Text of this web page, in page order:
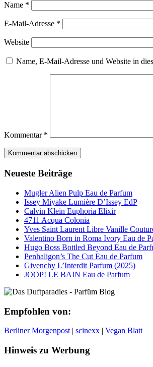
Name *
E-Mail-Adresse *
Website
Name, E-Mail-Adresse und Website in
Kommentar *
Neueste Beiträge
Mugler Alien Pulp Eau de Parfum
Issey Miyake Lumière D’Issey EdP
Calvin Klein Euphoria Elixir
4711 Acqua Colonia
Yves Saint Laurent Libre Vanille
Valentino Born in Roma Ivory Eau de
Hugo Boss Bottled Beyond Eau de
Penhaligon’s The Cut Eau de Parfum
Givenchy L’Interdit Parfum (2025)
JOOP! LE BAIN Eau de Parfum
Empfohlen von:
Berliner Morgenpost | scinexx | Vegan Blatt
Hinweis zu Werbung